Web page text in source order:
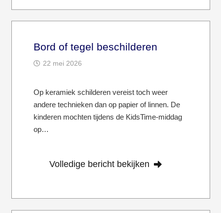
Bord of tegel beschilderen
22 mei 2026
Op keramiek schilderen vereist toch weer
andere technieken dan op papier of linnen. De
kinderen mochten tijdens de KidsTime-middag
op…
Volledige bericht bekijken